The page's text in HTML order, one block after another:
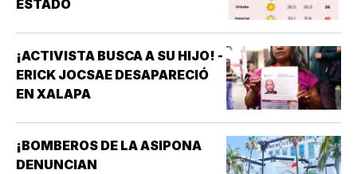
ESTADO
¡ACTIVISTA BUSCA A SU HIJO! -
ERICK JOCSAE DESAPARECIÓ
EN XALAPA
¡BOMBEROS DE LA ASIPONA
DENUNCIAN